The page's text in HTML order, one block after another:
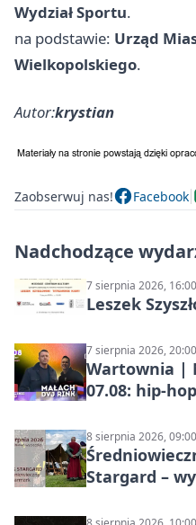
Wydział Sportu.
na podstawie: Urząd
Wielkopolskiego.
Autor:krystian
Zaobserwuj nas! Facebook
Nadchodzące
7 sierpnia 2026, 16:00
Leszek
7 sierpnia 2026, 20:00
Wartownia |
07.08: hip-
8 sierpnia 2026, 09:00
Stargard –